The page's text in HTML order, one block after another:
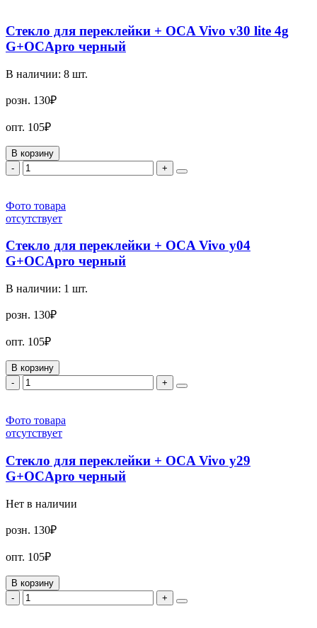
Стекло для переклейки + OCA Vivo v30 lite 4g
G+OCApro черный
В наличии: 8 шт.
розн. 130₽
опт. 105₽
В корзину
-
+
Фото товара
отсутствует
Стекло для переклейки + OCA Vivo y04
G+OCApro черный
В наличии: 1 шт.
розн. 130₽
опт. 105₽
В корзину
-
+
Фото товара
отсутствует
Стекло для переклейки + OCA Vivo y29
G+OCApro черный
Нет в наличии
розн. 130₽
опт. 105₽
В корзину
-
+